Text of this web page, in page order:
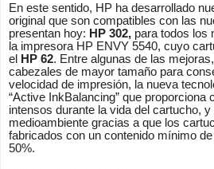
En este sentido, HP ha desarrollado
original que son compatibles con las
presentan hoy: HP 302, para todos los
la impresora HP ENVY 5540, cuyo
el
HP 62. Entre algunas de las
cabezales de mayor tamaño para
velocidad de impresión, la nueva
“Active InkBalancing” que proporciona
intensos durante la vida del cartucho,
medioambiente gracias a que los
fabricados con un contenido mínimo
50%.